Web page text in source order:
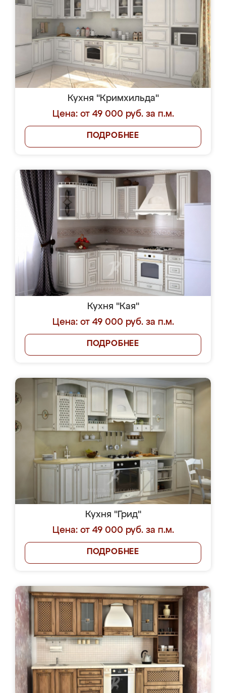
Кухня "Кримхильда"
Цена: от 49 000 руб. за п.м.
ПОДРОБНЕЕ
Кухня "Кая"
Цена: от 49 000 руб. за п.м.
ПОДРОБНЕЕ
Кухня "Грид"
Цена: от 49 000 руб. за п.м.
ПОДРОБНЕЕ